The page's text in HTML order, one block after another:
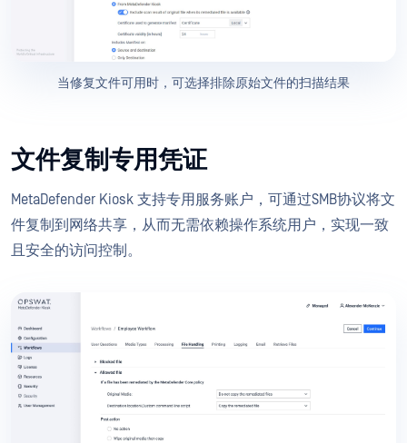
当修复文件可用时，可选择排除原始文件的扫描结果
文件复制专用凭证
MetaDefender Kiosk 支持专用服务账户，可通过SMB协议将文
件复制到网络共享，从而无需依赖操作系统用户，实现一致
且安全的访问控制。